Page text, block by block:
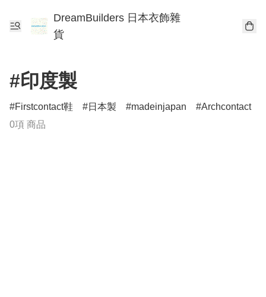
DreamBuilders 日本衣飾雜
貨
#印度製
Firstcontact鞋 日本製 madeinjapan
Archcontact
0項 商品